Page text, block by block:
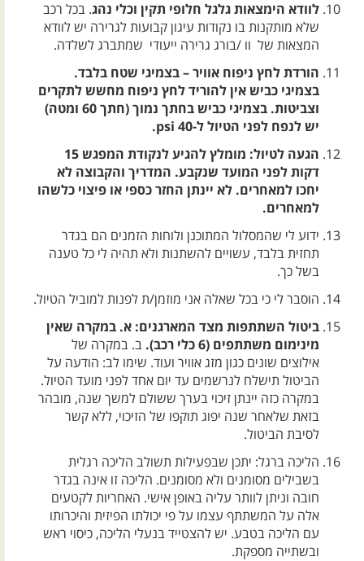
לוודא הימצאות גלגל חלופי תקין וכלי נהג. בכל רכב
שלא מותקנות בו נקודות עיגון קבועות לגרירה יש לוודא
המצאות של וו /בורג גרירה ייעודי שמתברג לשלדה.
הורדת לחץ ניפוח אוויר – בצמיגי שטח בלבד.
בצמיגי כביש אין להוריד לחץ ניפוח מחשש לתקרים
וצביטות. בצמיגי כביש בחתך נמוך (חתך 60 ומטה)
יש לנפח לפני הטיול ל-40 psi.
הגעה לטיול: מומלץ להגיע לנקודת המפגש 15
דקות לפני המועד שנקבע. המדריך והקבוצה לא
יחכו למאחרים. לא יינתן החזר כספי או פיצוי כלשהו
למאחרים.
ידוע לי שהמסלול המתוכנן ולוחות הזמנים הם בגדר
תחזית בלבד, עשויים להשתנות ולא תהיה לי כל טענה
בשל כך.
הוסבר לי כי בכל שאלה אני מוזמן/ת לפנות למוביל הטיול.
ביטול השתתפות מצד המארגנים: א. במקרה שאין
מינימום משתתפים (6 כלי רכב).
ב. במקרה של
אילוצים שונים כגון מזג אוויר ועוד. שימו לב: הודעה על
הביטול תישלח לנרשמים עד יום אחד לפני מועד הטיול.
במקרה כזה יינתן זיכוי בערך ששולם למשך שנה, מובהר
בזאת שלאחר שנה יפוג תוקפו של הזיכוי, ללא קשר
לסיבת הביטול.
הליכה ברגל: יתכן שבפעילות תשולב הליכה רגלית
בשבילים מסומנים ולא מסומנים. הליכה זו אינה בגדר
חובה וניתן לוותר עליה באופן אישי. האחריות לקטעים
אלה על המשתתף עצמו על פי יכולתו הפיזית והיכרותו
עם הליכה בטבע. יש להצטייד בנעלי הליכה, כיסוי ראש
ובשתייה מספקת.